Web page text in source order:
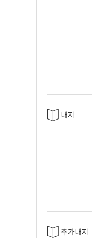
내지
추가내지